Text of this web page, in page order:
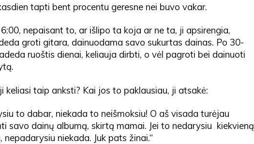
tapti bent procentu geresne nei buvo vakar.
nepaisant to, ar išlipo ta koja ar ne ta, ji apsirengia,
groti gitara, dainuodama savo sukurtas dainas. Po 30-
ruoštis dienai, keliauja dirbti, o vėl pagroti bei dainuoti
keliasi taip anksti? Kai jos to paklausiau, ji atsakė:
to dabar, niekada to neišmoksiu! O aš visada turėjau
savo dainų albumą, skirtą mamai. Jei to nedarysiu kiekvieną
nepadarysiu niekada. Juk pats žinai.“